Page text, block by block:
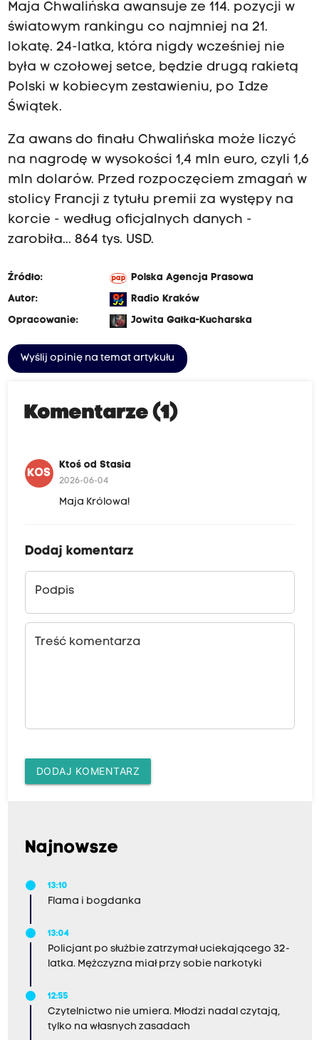
Maja Chwalińska awansuje ze 114. pozycji w
światowym rankingu co najmniej na 21.
lokatę. 24-latka, która nigdy wcześniej nie
była w czołowej setce, będzie drugą rakietą
Polski w kobiecym zestawieniu, po Idze
Świątek.
Za awans do finału Chwalińska może liczyć
na nagrodę w wysokości 1,4 mln euro, czyli 1,6
mln dolarów. Przed rozpoczęciem zmagań w
stolicy Francji z tytułu premii za występy na
korcie - według oficjalnych danych -
zarobiła... 864 tys. USD.
Źródło:
Polska Agencja Prasowa
Autor:
Radio Kraków
Opracowanie:
Jowita Gałka-Kucharska
Wyślij opinię na temat artykułu
Komentarze (1)
KOS
Ktoś od Stasia
2026-06-04
Maja Królowa!
Dodaj komentarz
Podpis
Treść komentarza
DODAJ KOMENTARZ
Najnowsze
13:10
Flama i bogdanka
13:04
Policjant po służbie zatrzymał uciekającego 32-
latka. Mężczyzna miał przy sobie narkotyki
12:55
Czytelnictwo nie umiera. Młodzi nadal czytają,
tylko na własnych zasadach